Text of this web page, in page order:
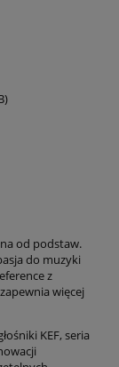
od podstaw.
do muzyki
z
więcej
KEF, seria